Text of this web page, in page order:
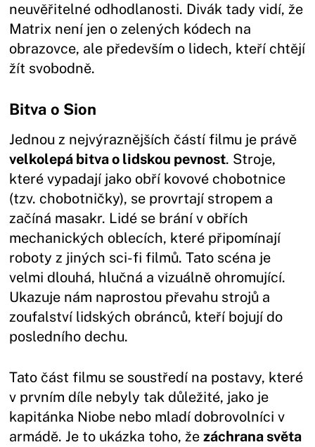
neuvěřitelné odhodlanosti. Divák tady vidí, že
Matrix není jen o zelených kódech na
obrazovce, ale především o lidech, kteří chtějí
žít svobodně.
Bitva o Sion
Jednou z nejvýraznějších částí filmu je právě
velkolepá bitva o lidskou pevnost. Stroje,
které vypadají jako obří kovové chobotnice
(tzv. chobotničky), se provrtají stropem a
začíná masakr. Lidé se brání v obřích
mechanických oblecích, které připomínají
roboty z jiných sci-fi filmů. Tato scéna je
velmi dlouhá, hlučná a vizuálně ohromující.
Ukazuje nám naprostou převahu strojů a
zoufalství lidských obránců, kteří bojují do
posledního dechu.
Tato část filmu se soustředí na postavy, které
v prvním díle nebyly tak důležité, jako je
kapitánka Niobe nebo mladí dobrovolníci v
armádě. Je to ukázka toho, žezáchrana světa